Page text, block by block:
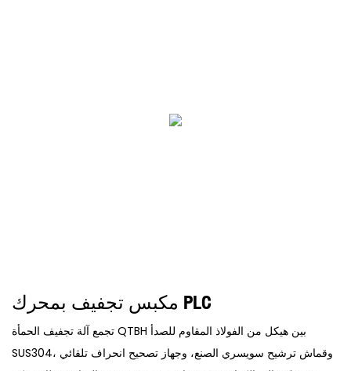
مكبس تجفيف بمحرك PLC
تجمع آلة تجفيف الحمأة QTBH بين هيكل من الفولاذ المقاوم للصدأ
SUS304، وقماش ترشيح سويسري الصنع، وجهاز تصحيح انحراف تلقائي